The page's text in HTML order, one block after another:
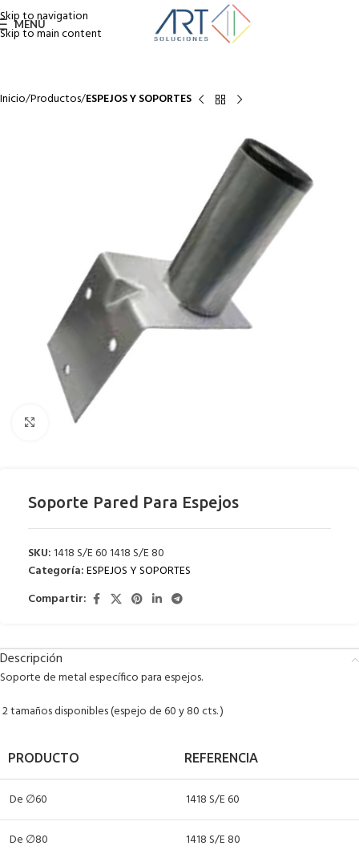
Skip to navigation
Skip to main content
MENÚ
Inicio Productos ESPEJOS Y SOPORTES
Clic para ampliar
Soporte Pared Para Espejos
SKU:1418 S/E 60 1418 S/E 80
Categoría:ESPEJOS Y SOPORTES
Compartir:
Descripción
Soporte demetalespecífico paraespejos.
2 tamaños disponibles (espejo de 60 y 80 cts. )
PRODUCTO REFERENCIA
De ∅60 1418 S/E 60
De ∅80 1418 S/E 80